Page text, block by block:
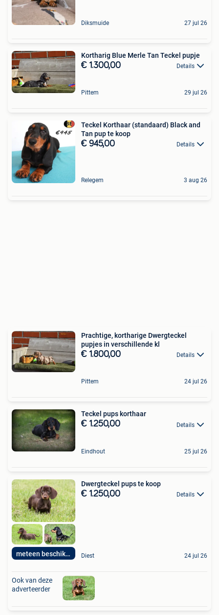
Diksmuide 27 jul 26
Kortharig Blue Merle Tan Teckel pupje
€ 1.300,00 Details
Pittem 29 jul 26
Teckel Korthaar (standaard) Black and
Tan pup te koop
€ 945,00 Details
Relegem 3 aug 26
Prachtige, kortharige Dwergteckel
pupjes in verschillende kl
€ 1.800,00 Details
Pittem 24 jul 26
Teckel pups korthaar
€ 1.250,00 Details
Eindhout 25 jul 26
meteen beschikbaar
Dwergteckel pups te koop
€ 1.250,00 Details
Diest 24 jul 26
Ook van deze
adverteerder